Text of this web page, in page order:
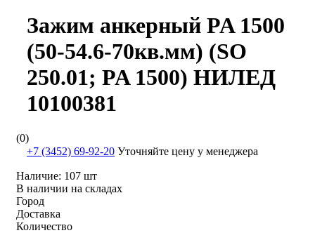
Зажим анкерный PA 1500
(50-54.6-70кв.мм) (SO
250.01; PA 1500) НИЛЕД
10100381
(0)
+7 (3452) 69-92-20 Уточняйте цену у менеджера
Наличие: 107 шт
В наличии на складах
Город
Доставка
Количество